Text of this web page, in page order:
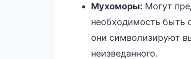
Мухоморы: Могут
необходимость быть
они символизируют
неизведанного.